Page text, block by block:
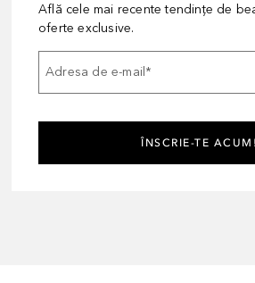
Află cele mai recente tendințe de
oferte exclusive.
Adresa de e-mail*
ÎNSCRIE-TE ACUM!